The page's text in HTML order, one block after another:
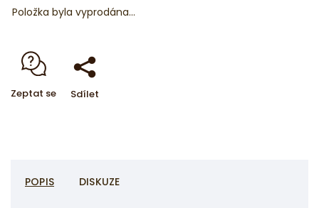
Položka byla vyprodána…
Zeptat se Sdílet
POPIS DISKUZE